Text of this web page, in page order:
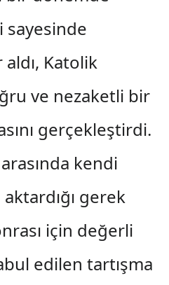
Katolik
ve nezaketli bir
gerçekleştirdi.
kendi
gerek
için değerli
edilen tartışma